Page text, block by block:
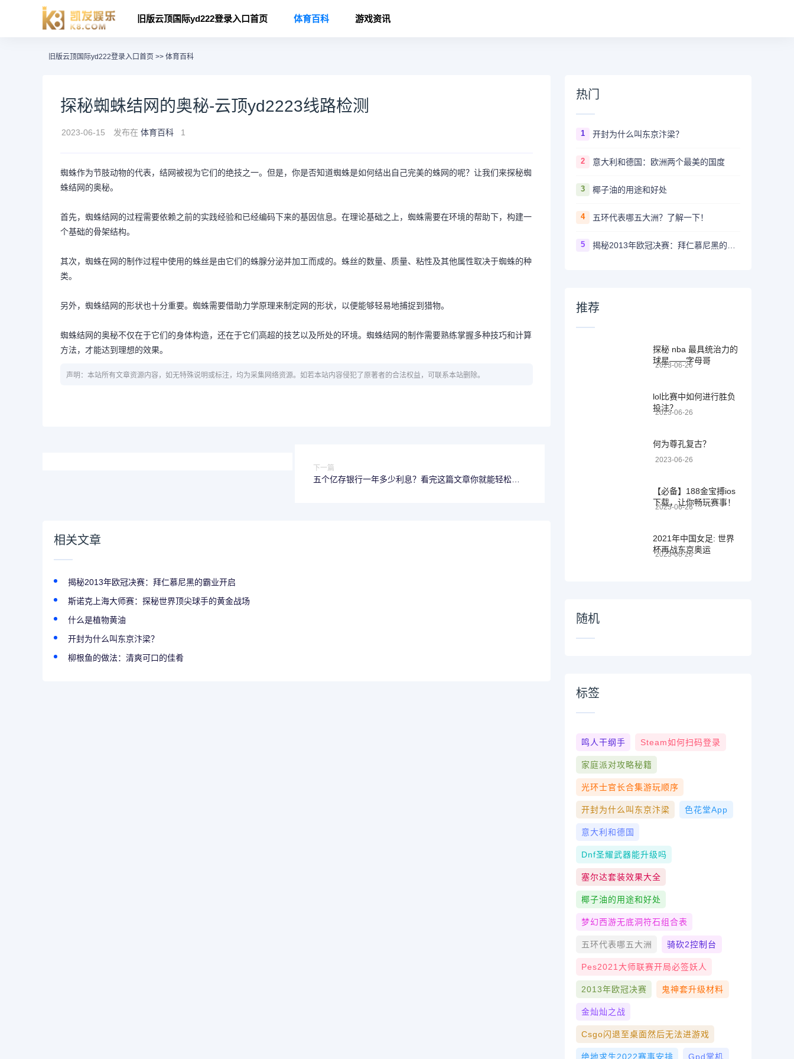
旧版云顶国际yd222登录入口首页 体育百科 游戏资讯
旧版云顶国际yd222登录入口首页 >> 体育百科
探秘蜘蛛结网的奥秘-云顶yd2223线路检测
2023-06-15 发布在 体育百科 1
蜘蛛作为节肢动物的代表，结网被视为它们的绝技之一。但是，你是否知道蜘蛛是如何结出自己完美的蛛网的呢？让我们来探秘蜘
蛛结网的奥秘。
首先，蜘蛛结网的过程需要依赖之前的实践经验和已经编码下来的基因信息。在理论基础之上，蜘蛛需要在环境的帮助下，构建一
个基础的骨架结构。
其次，蜘蛛在网的制作过程中使用的蛛丝是由它们的蛛腺分泌并加工而成的。蛛丝的数量、质量、粘性及其他属性取决于蜘蛛的种
类。
另外，蜘蛛结网的形状也十分重要。蜘蛛需要借助力学原理来制定网的形状，以便能够轻易地捕捉到猎物。
蜘蛛结网的奥秘不仅在于它们的身体构造，还在于它们高超的技艺以及所处的环境。蜘蛛结网的制作需要熟练掌握多种技巧和计算
方法，才能达到理想的效果。
声明：本站所有文章资源内容，如无特殊说明或标注，均为采集网络资源。如若本站内容侵犯了原著者的合法权益，可联系本站删除。
下一篇
五个亿存银行一年多少利息？看完这篇文章你就能轻松算
相关文章
揭秘2013年欧冠决赛：拜仁慕尼黑的霸业开启
斯诺克上海大师赛：探秘世界顶尖球手的黄金战场
什么是植物黄油
开封为什么叫东京汴梁？
柳根鱼的做法：清爽可口的佳肴
热门
1 开封为什么叫东京汴梁？
2 意大利和德国：欧洲两个最美的国度
3 椰子油的用途和好处
4 五环代表哪五大洲？了解一下！
5
推荐
探秘 nba 最具统治力的
球星——字母哥
2023-06-26
lol比赛中如何进行胜负
投注？
2023-06-26
何为尊孔复古？
2023-06-26
【必备】188金宝搏ios
下载，让你畅玩赛事！
2023-06-26
2021年中国女足: 世界
杯再战东京奥运
2023-06-26
随机
标签
鸣人干纲手 Steam如何扫码登录
家庭派对攻略秘籍
光环士官长合集游玩顺序
开封为什么叫东京汴梁 色花堂app
意大利和德国
Dnf圣耀武器能升级吗
塞尔达套装效果大全
椰子油的用途和好处
梦幻西游无底洞符石组合表
五环代表哪五大洲 骑砍2控制台
Pes2021大师联赛开局必签妖人
2013年欧冠决赛 鬼神套升级材料
金灿灿之战
Csgo闪退至桌面然后无法进游戏
绝地求生2022赛事安排 Gpd掌机